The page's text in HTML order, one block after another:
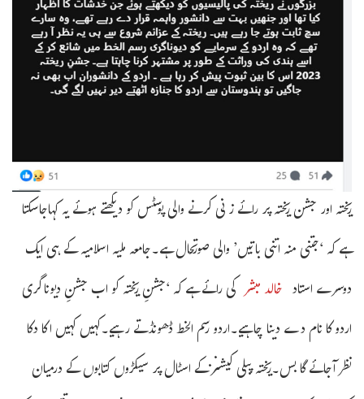
ریختہ اور جشن ریختہ پر رائے زنی کرنے والی پوسٹس کو دیکھتے ہوئے یہ کہاجاسکتا
ہے کہ ‘جتنی منہ اتنی باتیں’ والی صورتحال ہے۔جامعہ ملیہ اسلامیہ کے ہی ایک
دوسرے استاد خالد مبشرکی رائے ہے کہ ‘جشنِ ریختہ کو اب جشنِ دیوناگری
اردو کا نام دے دینا چاہیے۔اردو رسم الخط ڈھونڈتے رہیے۔کہیں کہیں اکا دکا
نظر آجائے گا بس۔ریختہ پبلی کیشنز کے اسٹال پر سیکڑوں کتابوں کے درمیان